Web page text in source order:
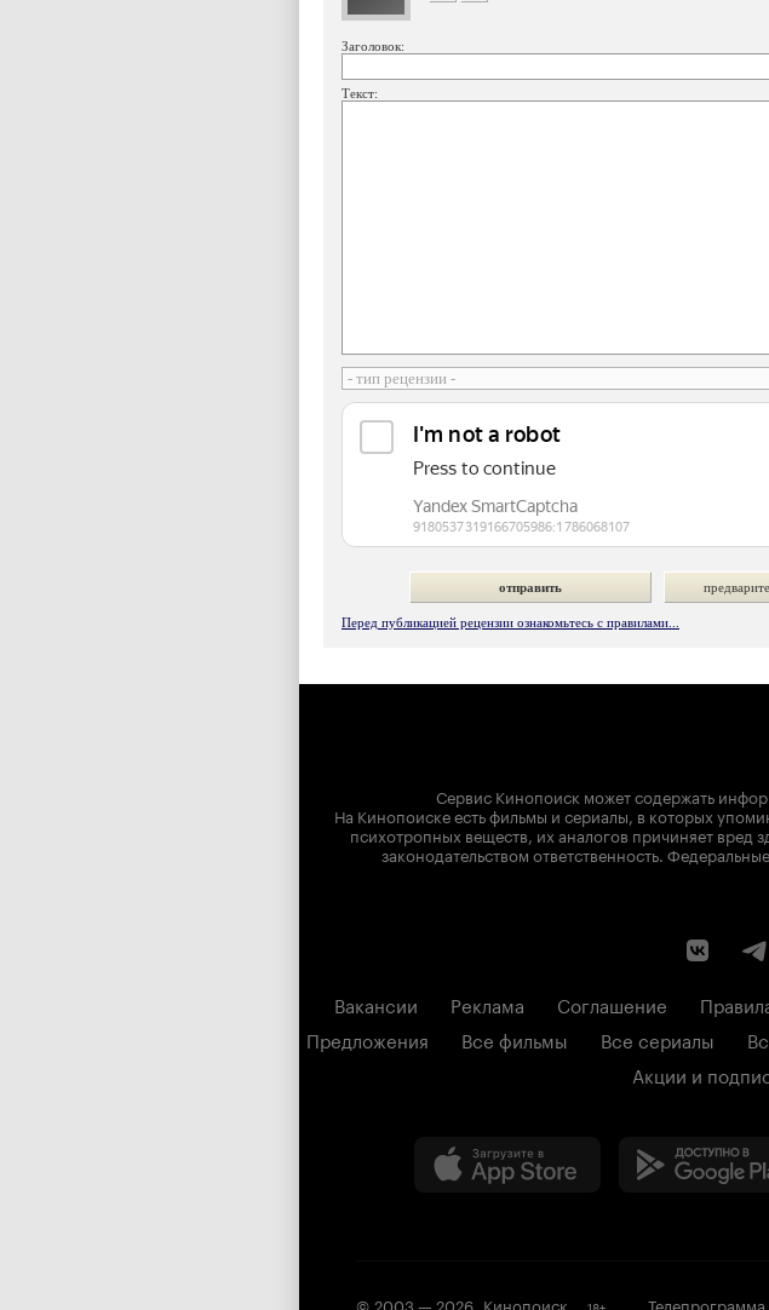
Заголовок:
Текст:
Перед публикацией рецензии ознакомьтесь с правилами...
Сервис Кинопоиск может содержать
На Кинопоиске есть фильмы и сериалы, в которых
психотропных веществ, их аналогов причиняет вред
законодательством ответственность.
Вакансии Реклама Соглашение
Предложения
Все фильмы Все сериалы
Акции и
© 2003 — 2026, Кинопоиск Телепрограмма